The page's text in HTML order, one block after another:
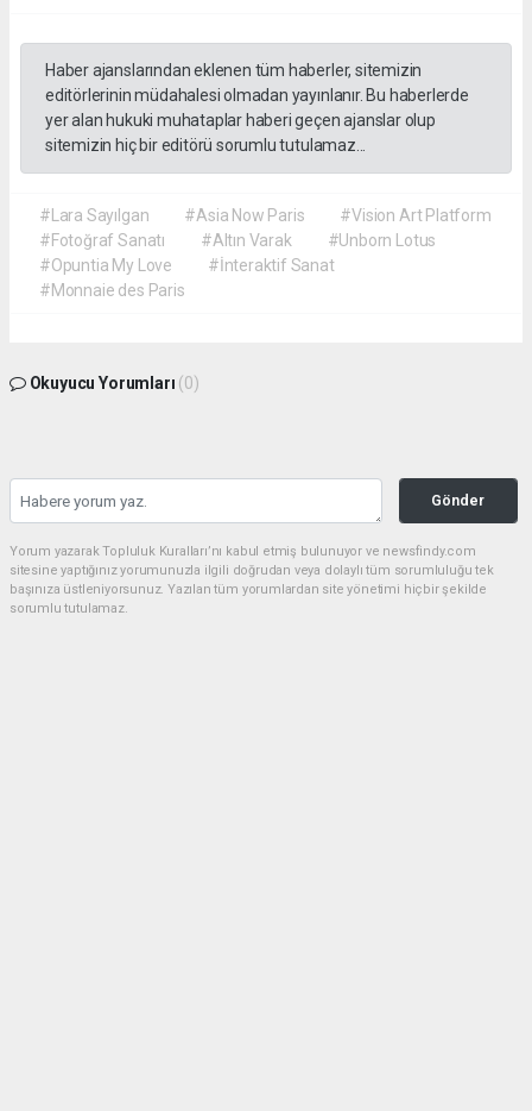
Haber ajanslarından eklenen tüm haberler, sitemizin
editörlerinin müdahalesi olmadan yayınlanır. Bu haberlerde
yer alan hukuki muhataplar haberi geçen ajanslar olup
sitemizin hiç bir editörü sorumlu tutulamaz...
#Lara Sayılgan #Asia Now Paris
#Vision Art Platform
#Fotoğraf Sanatı
#Altın Varak
#Unborn Lotus
#Opuntia My Love
#İnteraktif Sanat
#Monnaie des Paris
Okuyucu Yorumları (0)
Gönder
Yorum yazarak Topluluk Kuralları’nı kabul etmiş bulunuyor ve newsfindy.com
sitesine yaptığınız yorumunuzla ilgili doğrudan veya dolaylı tüm sorumluluğu tek
başınıza üstleniyorsunuz. Yazılan tüm yorumlardan site yönetimi hiçbir şekilde
sorumlu tutulamaz.